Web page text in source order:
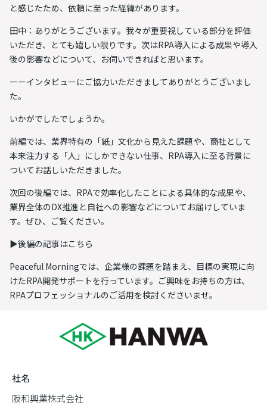
と感じたため、依頼に至った経緯があります。
田中：ありがとうございます。我々が重要視している部分を評価
いただき、とても嬉しい限りです。次はRPA導入による成果や導入
後の影響などについて、お伺いできればと思います。
ーーインタビューにご協力いただきましてありがとうございまし
た。
いかがでしたでしょうか。
前編では、業界特有の「紙」文化から見えた課題や、商社として
本来注力する「人」にしかできない仕事、RPA導入に至る背景に
ついてお話しいただきました。
次回の後編では、RPAで効率化したことによる具体的な成果や、
業界全体のDX推進と自社への影響などについてお届けしていま
す。ぜひ、ご覧ください。
▶︎後編の記事はこちら
Peaceful Morningでは、企業様の課題を踏まえ、目標の実現に向
けたRPA開発サポートを行っています。ご興味をお持ちの方は、
RPAプロフェッショナルのご活用を検討くださいませ。
社名
阪和興業株式会社